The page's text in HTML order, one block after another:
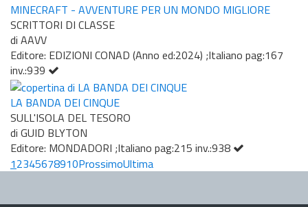
MINECRAFT - AVVENTURE PER UN MONDO MIGLIORE
SCRITTORI DI CLASSE
di AAVV
Editore: EDIZIONI CONAD (Anno ed:2024) ;Italiano pag:167
inv.:939
LA BANDA DEI CINQUE
SULL'ISOLA DEL TESORO
di GUID BLYTON
Editore: MONDADORI ;Italiano pag:215 inv.:938
12345678910ProssimoUltima